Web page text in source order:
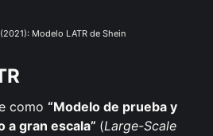
Modelo LATR de Shein
como“Modelo de prueba y
a gran escala” (Large-Scale